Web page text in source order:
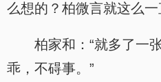
么想的？柏微言就这么一
柏家和：“就多了一
乖，不碍事。”